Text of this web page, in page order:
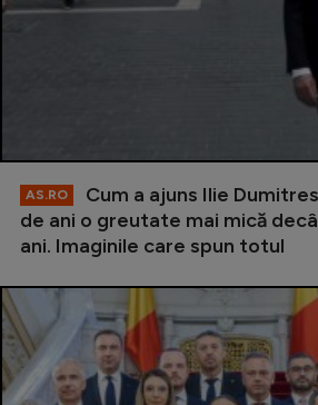
AS.RO
Cum a ajuns Ilie
de ani o greutate mai mică
ani. Imaginile care spun totul